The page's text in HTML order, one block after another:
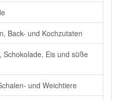
Back- und Kochzutaten
Schokolade, Eis und süße
und Weichtiere